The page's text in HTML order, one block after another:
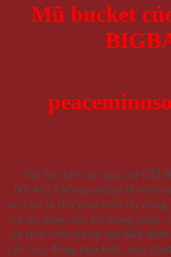
Mũ bucket
– Mũ bucket cúc họa mi GD
NK483 không những là một
nó còn là thứ phụ kiện đa
vẻ ưa nhìn cho bộ trang phục
cá tính thời trang của bản
các bạn dòng phụ kiện nón